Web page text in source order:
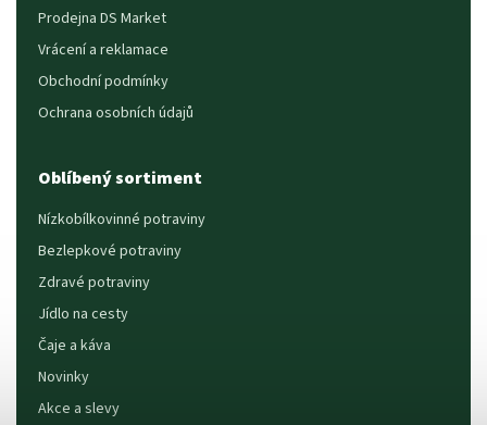
Prodejna DS Market
Vrácení a reklamace
Obchodní podmínky
Ochrana osobních údajů
Oblíbený sortiment
Nízkobílkovinné potraviny
Bezlepkové potraviny
Zdravé potraviny
Jídlo na cesty
Čaje a káva
Novinky
Akce a slevy